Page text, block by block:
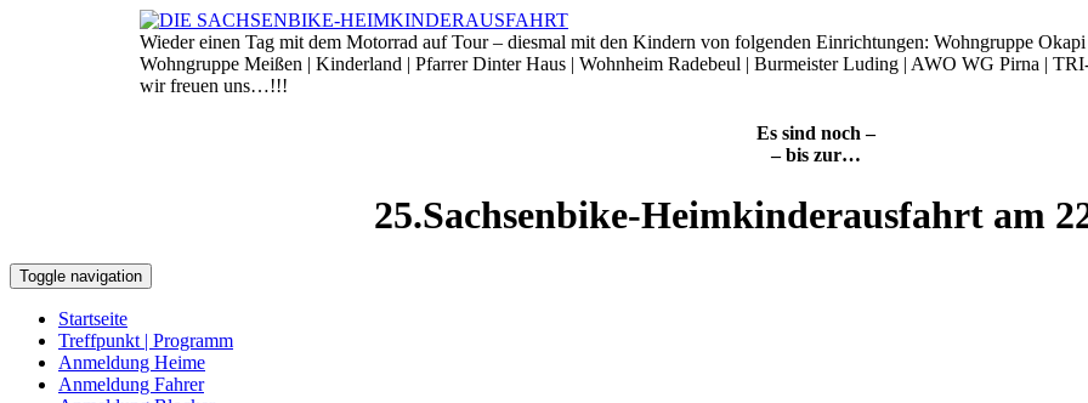
Wieder einen Tag mit dem Motorrad auf Tour – diesmal mit den Kindern von folgenden Einrichtungen: Wohngruppe
Wohngruppe Meißen | Kinderland | Pfarrer Dinter Haus | Wohnheim Radebeul | Burmeister Luding | AWO WG Pirna |
wir freuen uns…!!!
Es sind noch –
– bis zur…
25.Sachsenbike-Heimkinderausfahrt am
Toggle navigation
Startseite
Treffpunkt | Programm
Anmeldung Heime
Anmeldung Fahrer